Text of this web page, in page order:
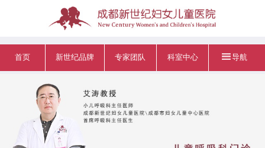
首页 新世纪品牌 专家团队 科室中心 导航